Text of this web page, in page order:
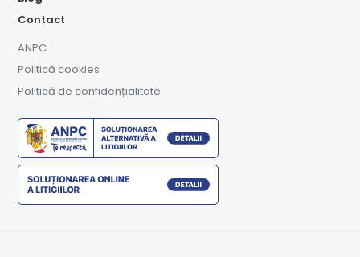
Contact
ANPC
Politică cookies
Politică de confidențialitate